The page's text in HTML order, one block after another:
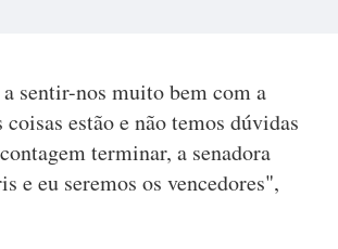
sentir-nos muito bem com a
estão e não temos dúvidas
terminar, a senadora
e eu seremos os vencedores",